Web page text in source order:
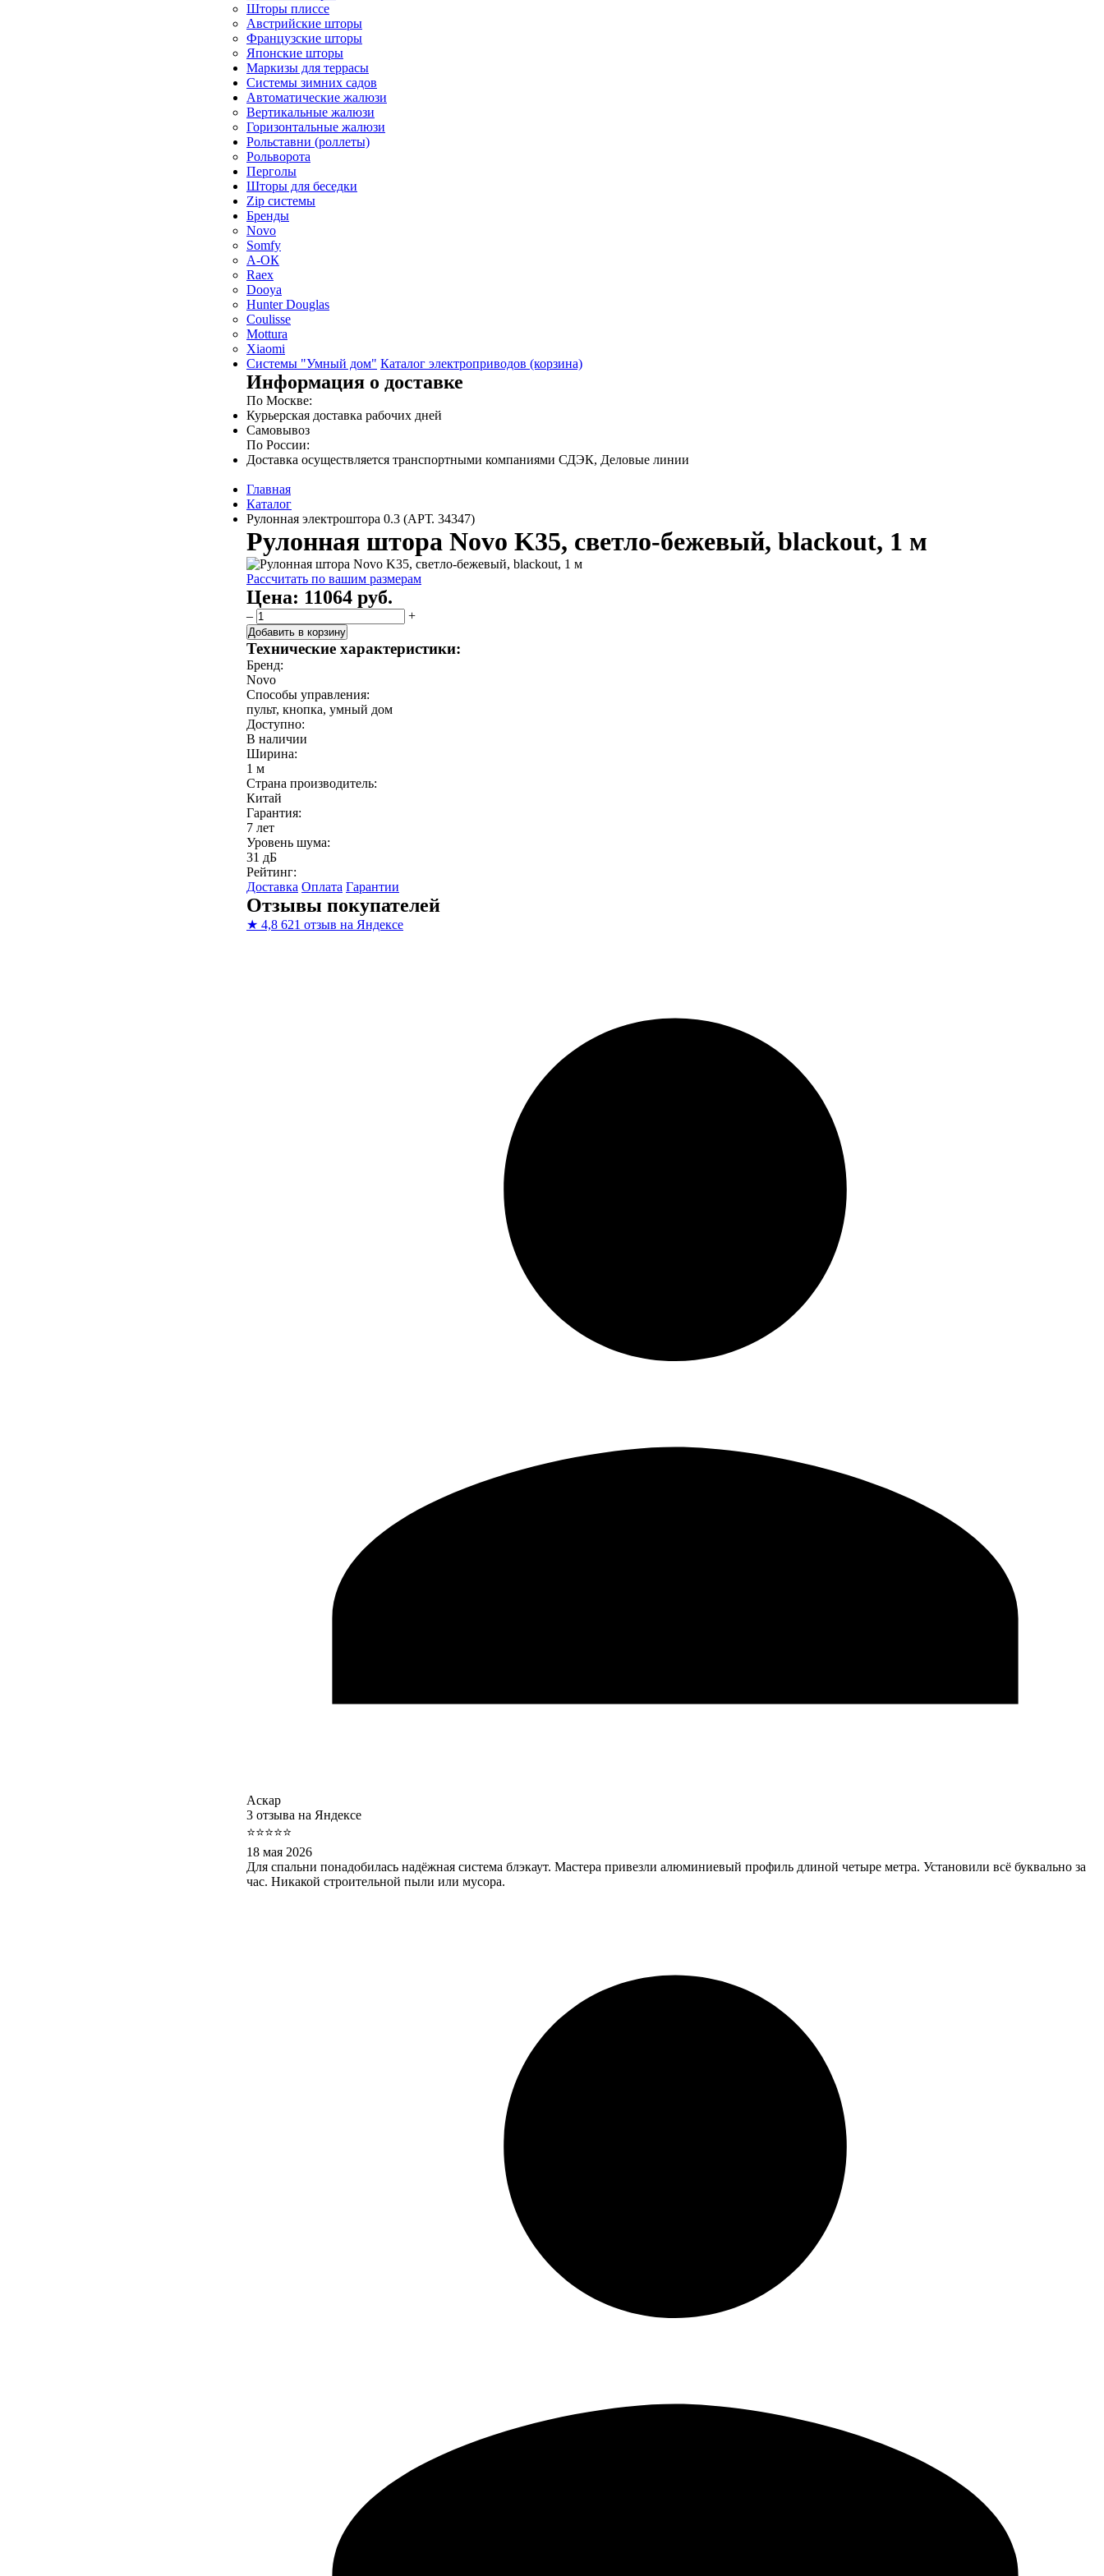
Шторы плиссе
Австрийские шторы
Французские шторы
Японские шторы
Маркизы для террасы
Системы зимних садов
Автоматические жалюзи
Вертикальные жалюзи
Горизонтальные жалюзи
Рольставни (роллеты)
Рольворота
Перголы
Шторы для беседки
Zip системы
Бренды
Novo
Somfy
А-ОК
Raex
Dooya
Hunter Douglas
Coulisse
Mottura
Xiaomi
Системы "Умный дом" Каталог электроприводов (корзина)
Информация о доставке
По Москве:
Курьерская доставка рабочих дней
Самовывоз
По России:
Доставка осуществляется транспортными компаниями СДЭК, Деловые линии
Главная
Каталог
Рулонная электроштора 0.3 (АРТ. 34347)
Рулонная штора Novo K35, светло-бежевый, blackout, 1 м
Рассчитать по вашим размерам
Цена: 11064 руб.
– +
Добавить в корзину
Технические характеристики:
Бренд:
Novo
Способы управления:
пульт, кнопка, умный дом
Доступно:
В наличии
Ширина:
1 м
Страна производитель:
Китай
Гарантия:
7 лет
Уровень шума:
31 дБ
Рейтинг:
Доставка Оплата Гарантии
Отзывы покупателей
★ 4,8 621 отзыв на Яндексе
Аскар
3 отзыва на Яндексе
⭐⭐⭐⭐⭐
18 мая 2026
Для спальни понадобилась надёжная система блэкаут. Мастера привезли алюминиевый профиль длиной четыре метра. Установили всё буквально за
час. Никакой строительной пыли или мусора.